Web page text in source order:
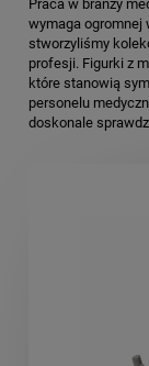
Praca w branży
wymaga ogromnej
stworzyliśmy
profesji. Figurki z
które stanowią
personelu
doskonale